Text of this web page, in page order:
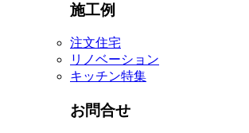
施工例
注文住宅
リノベーション
キッチン特集
お問合せ